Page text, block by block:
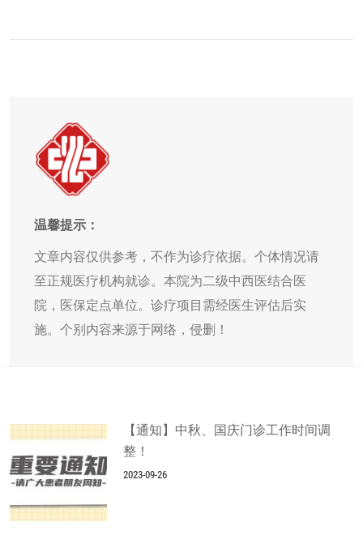
温馨提示：
文章内容仅供参考，不作为诊疗依据。个体情况请
至正规医疗机构就诊。本院为二级中西医结合医
院，医保定点单位。诊疗项目需经医生评估后实
施。个别内容来源于网络，侵删！
【通知】中秋、国庆门诊工作时间调
整！
2023-09-26